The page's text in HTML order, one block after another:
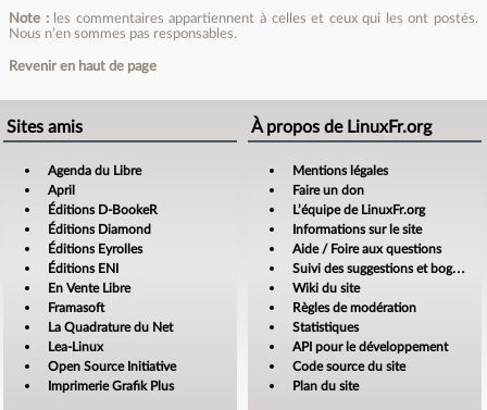
Note :les commentaires appartiennent à celles et ceux qui les ont postés.
Nous n’en sommes pas responsables.
Revenir en haut de page
Sites amis
Agenda du Libre
April
Éditions D-BookeR
Éditions Diamond
Éditions Eyrolles
Éditions ENI
En Vente Libre
Framasoft
La Quadrature du Net
Lea-Linux
Open Source Initiative
Imprimerie Grafik Plus
À propos de LinuxFr.org
Mentions légales
Faire un don
L’équipe de LinuxFr.org
Informations sur le site
Aide / Foire aux questions
Suivi des suggestions et bogues
Wiki du site
Règles de modération
Statistiques
API pour le développement
Code source du site
Plan du site